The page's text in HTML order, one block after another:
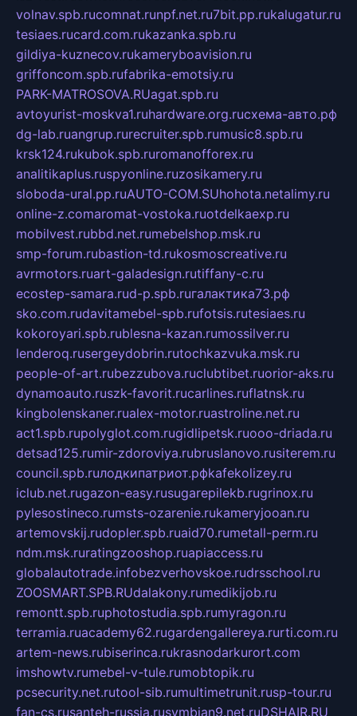
volnav.spb.rucomnat.runpf.net.ru7bit.pp.rukalugatur.ru
tesiaes.rucard.com.rukazanka.spb.ru
gildiya-kuznecov.rukameryboavision.ru
griffoncom.spb.rufabrika-emotsiy.ru
PARK-MATROSOVA.RUagat.spb.ru
avtoyurist-moskva1.ruhardware.org.ruсхема-авто.рф
dg-lab.ruangrup.rurecruiter.spb.rumusic8.spb.ru
krsk124.rukubok.spb.ruromanofforex.ru
analitikaplus.ruspyonline.ruzosikamery.ru
sloboda-ural.pp.ruAUTO-COM.SUhohota.netalimy.ru
online-z.comaromat-vostoka.ruotdelkaexp.ru
mobilvest.rubbd.net.rumebelshop.msk.ru
smp-forum.rubastion-td.rukosmoscreative.ru
avrmotors.ruart-galadesign.rutiffany-c.ru
ecostep-samara.rud-p.spb.ruгалактика73.рф
sko.com.rudavitamebel-spb.rufotsis.rutesiaes.ru
kokoroyari.spb.rublesna-kazan.rumossilver.ru
lenderoq.rusergeydobrin.rutochkazvuka.msk.ru
people-of-art.rubezzubova.ruclubtibet.ruorior-aks.ru
dynamoauto.ruszk-favorit.rucarlines.ruflatnsk.ru
kingbolenskaner.rualex-motor.ruastroline.net.ru
act1.spb.rupolyglot.com.rugidlipetsk.ruooo-driada.ru
detsad125.rumir-zdoroviya.rubruslanovo.rusiterem.ru
council.spb.ruлодкипатриот.рфkafekolizey.ru
iclub.net.rugazon-easy.rusugarepilekb.rugrinox.ru
pylesostineco.rumsts-ozarenie.rukameryjooan.ru
artemovskij.rudopler.spb.ruaid70.rumetall-perm.ru
ndm.msk.ruratingzooshop.ruapiaccess.ru
globalautotrade.infobezverhovskoe.rudrsschool.ru
ZOOSMART.SPB.RUdalakony.rumedikijob.ru
remontt.spb.ruphotostudia.spb.rumyragon.ru
terramia.ruacademy62.rugardengallereya.rurti.com.ru
artem-news.rubiserinca.rukrasnodarkurort.com
imshowtv.rumebel-v-tule.rumobtopik.ru
pcsecurity.net.rutool-sib.rumultimetrunit.rusp-tour.ru
fan-cs.rusanteh-russia.rusymbian9.net.ruDSHAIR.RU